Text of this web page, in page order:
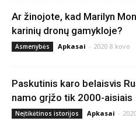
Ar žinojote, kad Marilyn
karinių dronų gamykloje?
Asmenybės Apkasai - 2020 8 kovo
Paskutinis karo belaisvis
namo grįžo tik 2000-aisiais
Neįtikėtinos istorijos Apkasai -